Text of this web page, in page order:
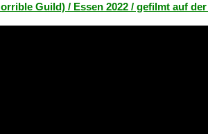
Guild) / Essen 2022 / gefilmt auf der